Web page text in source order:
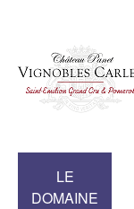
LE
DOMAINE